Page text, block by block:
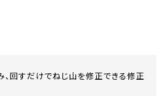
回すだけでねじ山を修正できる修正